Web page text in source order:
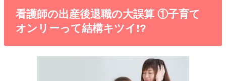
看護師の出産後退職の大誤算 ①子育て
オンリーって結構キツイ!?